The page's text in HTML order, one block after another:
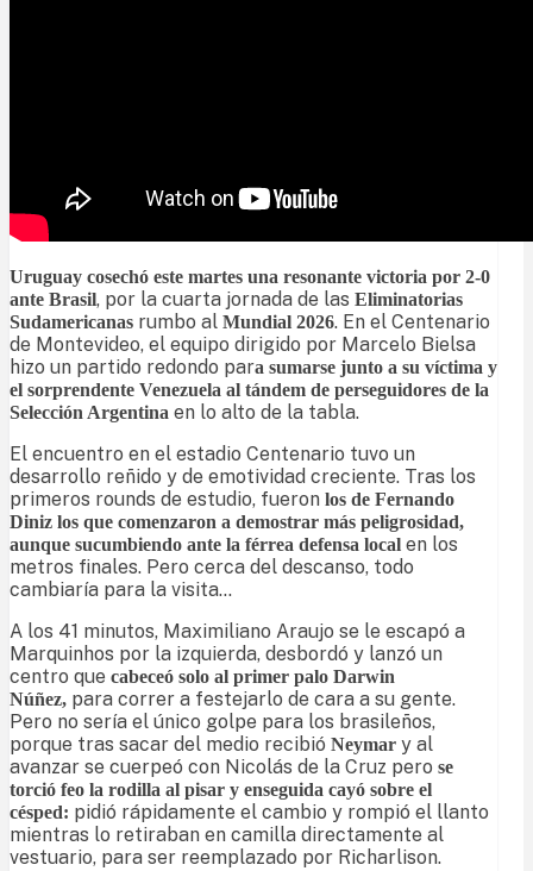
Uruguay cosechó este martes una resonante victoria por 2-0
ante Brasil, por la cuarta jornada de las Eliminatorias
Sudamericanas rumbo al Mundial 2026. En el Centenario
de Montevideo, el equipo dirigido por Marcelo Bielsa
hizo un partido redondo para sumarse junto a su víctima y
el sorprendente Venezuela al tándem de perseguidores de la
Selección Argentina en lo alto de la tabla.
El encuentro en el estadio Centenario tuvo un
desarrollo reñido y de emotividad creciente. Tras los
primeros rounds de estudio, fueron los de Fernando
Diniz los que comenzaron a demostrar más peligrosidad,
aunque sucumbiendo ante la férrea defensa local en los
metros finales. Pero cerca del descanso, todo
cambiaría para la visita…
A los 41 minutos, Maximiliano Araujo se le escapó a
Marquinhos por la izquierda, desbordó y lanzó un
centro que cabeceó solo al primer palo Darwin
Núñez, para correr a festejarlo de cara a su gente.
Pero no sería el único golpe para los brasileños,
porque tras sacar del medio recibió Neymar y al
avanzar se cuerpeó con Nicolás de la Cruz pero se
torció feo la rodilla al pisar y enseguida cayó sobre el
césped: pidió rápidamente el cambio y rompió el llanto
mientras lo retiraban en camilla directamente al
vestuario, para ser reemplazado por Richarlison.